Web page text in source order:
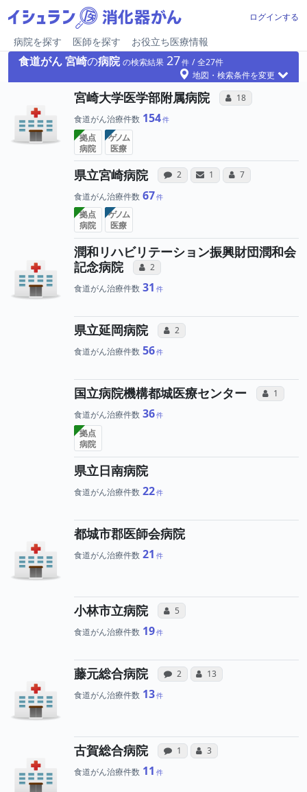
ログインする
病院を探す 医師を探す お役立ち医療情報
食道がん宮崎の病院 の検索結果 27 27
地図・検索条件を変更
宮崎大学医学部附属病院 コミュニケーショ
18 所属医師
食道がん治療件数 154
拠点
病院
ゲノム
医療
県立宮崎病院 感想投稿（合算）
2 病院への声と、所属医
サンキューレター（合算）
1 病院と、所属医
コミュニケーショ
7 所属医師
食道がん治療件数 67
拠点
病院
ゲノム
医療
潤和リハビリテーション振興財団潤和会
記念病院
コミュニケーション・タイプ（合算）
2 所属医師へのコミュニケー
食道がん治療件数 31
県立延岡病院 コミュニケーション・タイプ（合算
2 所属医師へのコミュニ
食道がん治療件数 56
国立病院機構都城医療センター コミュニ
1 所
食道がん治療件数 36
拠点
病院
県立日南病院
食道がん治療件数 22
都城市郡医師会病院
食道がん治療件数 21
小林市立病院 コミュニケーション・タイプ（合算
5 所属医師へのコミュニ
食道がん治療件数 19
藤元総合病院 感想投稿（合算）
2 病院への声と、所属医
コミュニケーション・タイ
13 所属医師へのコ
食道がん治療件数 13
古賀総合病院 感想投稿（合算）
1 病院への声と、所属医
コミュニケーション・タイ
3 所属医師へのコ
食道がん治療件数 11